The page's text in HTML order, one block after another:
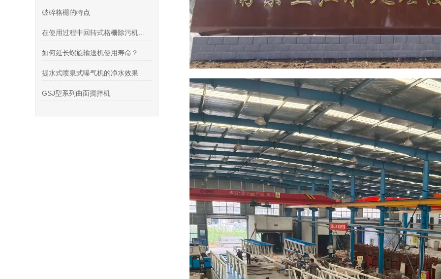
破碎格栅的特点
如何延长螺旋输送机使用寿命？
提水式喷泉式曝气机的净水效果
GSJ型系列曲面搅拌机